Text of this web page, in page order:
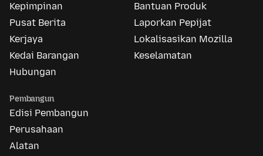
Kepimpinan
Pusat Berita
Kerjaya
Kedai Barangan
Hubungan
Bantuan Produk
Laporkan Pepijat
Lokalisasikan Mozilla
Keselamatan
Pembangun
Edisi Pembangun
Perusahaan
Alatan